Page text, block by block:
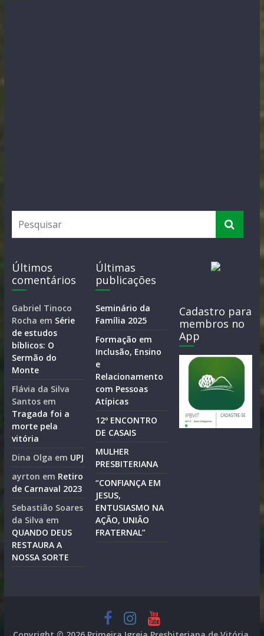
Últimos
comentários
Gabriel Tinoco
Rocha em Série
de estudos
bíblicos: O
Sermão do
Monte
Flávia da Silva
Santosem
Tragada foi a
morte pela
vitória
Dina Olga em UPJ
ayrton em Retiro
de Carnaval 2023
Sebastião Soares
da Silva em
QUANDO DEUS
RESTAURA A
NOSSA SORTE
Últimas
publicações
Seminário da
Família 2025
Formação em
Inclusão, Ensino
e
Relacionamento
com Pessoas
Atípicas
12º ENCONTRO
DE CASAIS
MULHER
PRESBITERIANA
“CONFIANÇA EM
JESUS,
ENTUSIASMO NA
AÇÃO, UNIÃO
FRATERNAL”
Cadastro para
membros no
App